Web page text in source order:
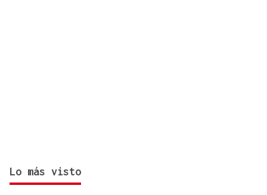
Lo más visto